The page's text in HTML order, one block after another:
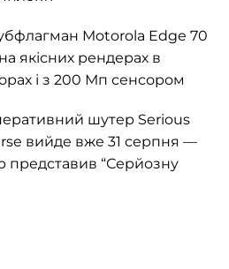
Motorola Edge 70
якісних рендерах в
і з 200 Мп сенсором
шутер Serious
вийде вже 31 серпня —
представив “Серйозну